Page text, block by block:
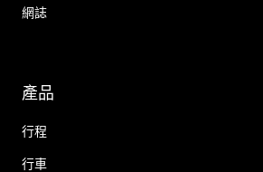
網誌
產品
行程
行車